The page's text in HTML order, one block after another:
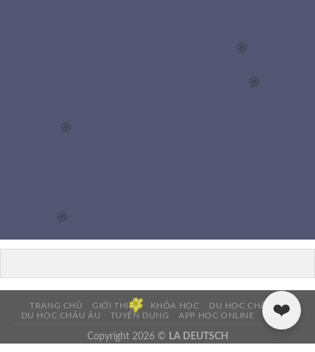
TRANG CHỦ GIỚI THIỆU KHÓA HỌC
DU HỌC CHÂU Á
DU HỌC CHÂU ÂU
TUYỂN DỤNG APP HỌC ONLINE LIÊN HỆ
Copyright 2026 © LA DEUTSCH
❤️